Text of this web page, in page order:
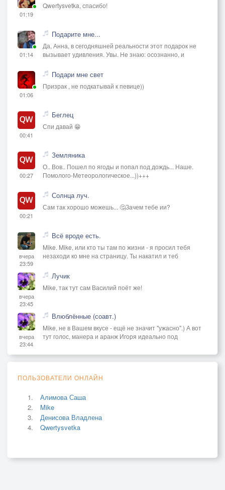
01:19
Qwertysvetka, спасибо!
01:14
Подарите мне...
Да, Анна, в сегодняшней реальности этот подарок не
вызывает удивления. Увы. Не знаю: осознанно, и
01:06
Подари мне свет
Призрак , не подкатывай к певице))
00:41
Беглец
Спи давай 😁
00:27
Земляника
О.. Вов.. Пошел по ягоды и попал под дождь... Наше.
Помолого-Метеорологическое...))+++
00:21
Солнца луч.
Сам так хорошо можешь... 🤔Зачем тебе ии?
вчера
23:59
Всё вроде есть.
Mike. Mike, или кто ты там по жизни - я просил тебя
незаходи ко мне на страницу. Ты накатил и теб
вчера
23:45
Лучик
Mike, так тут сам Василий поёт же!
вчера
23:44
Влюблённые (соавт.)
Mike, не в Вашем вкусе - ещё не значит "ужасно".) А вот
тут голос, манера и аранж Игоря идеально под
ПОЛЬЗОВАТЕЛИ ОНЛАЙН
Алимова Саша
Mike
Денисова Владлена
Qwertysvetka